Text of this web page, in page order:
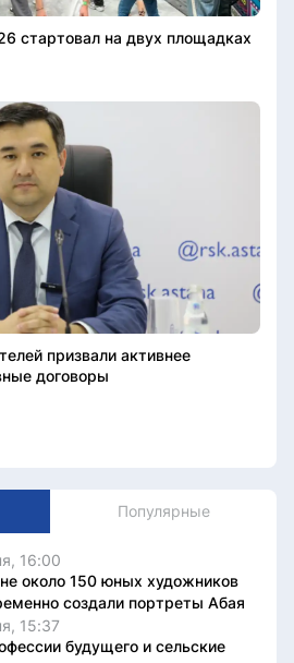
стартовал на двух площадках
призвали активнее
договоры
Популярные
16:00
около 150 юных художников
создали портреты Абая
15:37
будущего и сельские